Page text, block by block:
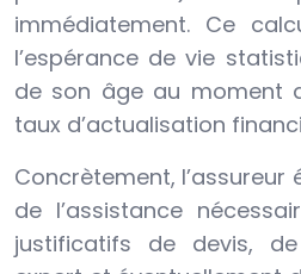
immédiatement. Ce
l’espérance de vie
de son âge au moment
taux d’actualisation
Concrètement, l’assureur
de l’assistance
justificatifs de devis,